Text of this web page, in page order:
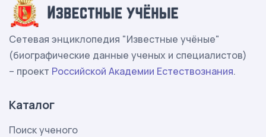
Сетевая энциклопедия "Известные учёные"
(биографические данные ученых и специалистов)
– проект Российской Академии Естествознания.
Каталог
Поиск ученого